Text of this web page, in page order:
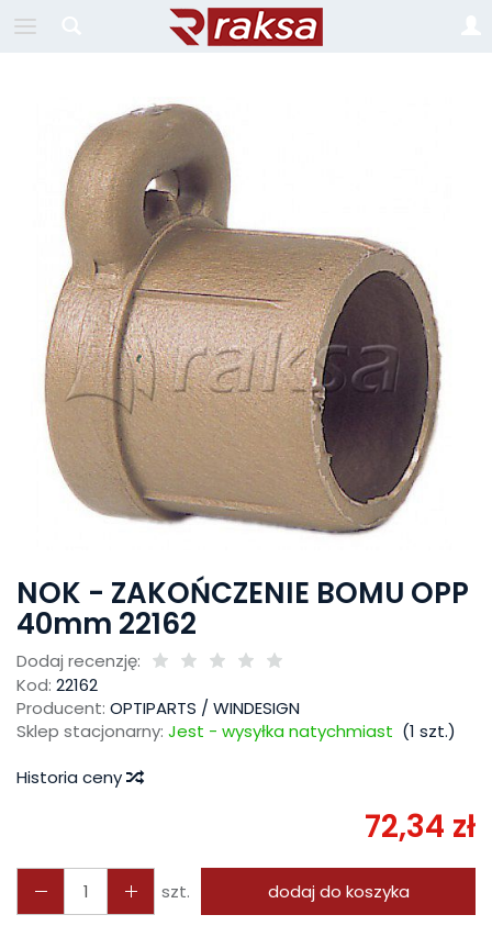
NOK - ZAKOŃCZENIE BOMU OPP
40mm 22162
Dodaj recenzję:
Kod: 22162
Producent: OPTIPARTS / WINDESIGN
Sklep stacjonarny: Jest - wysyłka natychmiast (1 szt.)
Historia ceny
72,34 zł
szt. dodaj do koszyka